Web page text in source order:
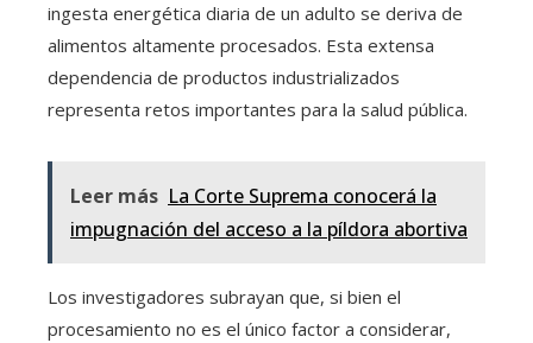
ingesta energética diaria de un adulto se deriva de
alimentos altamente procesados. Esta extensa
dependencia de productos industrializados
representa retos importantes para la salud pública.
Leer más La Corte Suprema conocerá la
impugnación del acceso a la píldora abortiva
Los investigadores subrayan que, si bien el
procesamiento no es el único factor a considerar,